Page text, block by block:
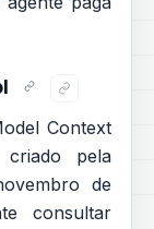
Context
pela
de
consultar